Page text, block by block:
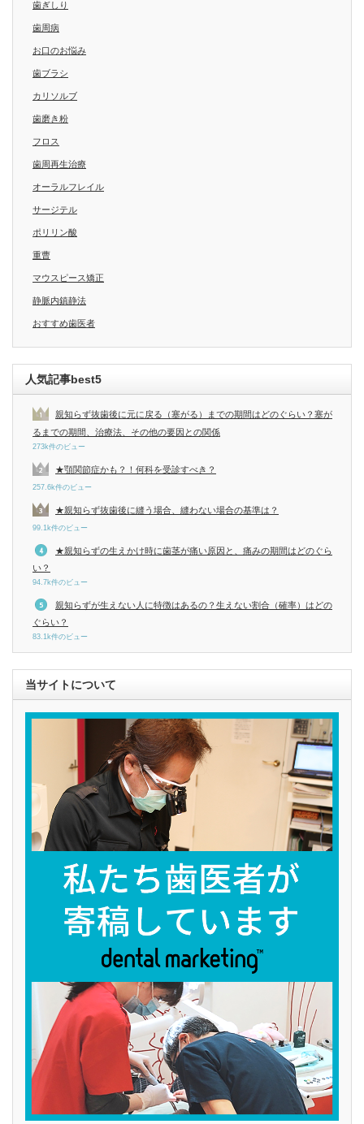
歯ぎしり
歯周病
お口のお悩み
歯ブラシ
カリソルブ
歯磨き粉
フロス
歯周再生治療
オーラルフレイル
サージテル
ポリリン酸
重曹
マウスピース矯正
静脈内鎮静法
おすすめ歯医者
人気記事best5
親知らず抜歯後に元に戻る（塞がる）までの期間はどのぐらい？塞が
るまでの期間、治療法、その他の要因との関係
273k件のビュー
★顎関節症かも？！何科を受診すべき？
257.6k件のビュー
★親知らず抜歯後に縫う場合、縫わない場合の基準は？
99.1k件のビュー
★親知らずの生えかけ時に歯茎が痛い原因と、痛みの期間はどのぐら
い？
94.7k件のビュー
親知らずが生えない人に特徴はあるの？生えない割合（確率）はどの
ぐらい？
83.1k件のビュー
当サイトについて